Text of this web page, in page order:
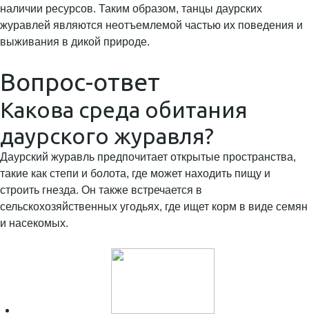
наличии ресурсов. Таким образом, танцы даурских
журавлей являются неотъемлемой частью их поведения и
выживания в дикой природе.
Вопрос-ответ
Какова среда обитания
даурского журавля?
Даурский журавль предпочитает открытые пространства,
такие как степи и болота, где может находить пищу и
строить гнезда. Он также встречается в
сельскохозяйственных угодьях, где ищет корм в виде семян
и насекомых.